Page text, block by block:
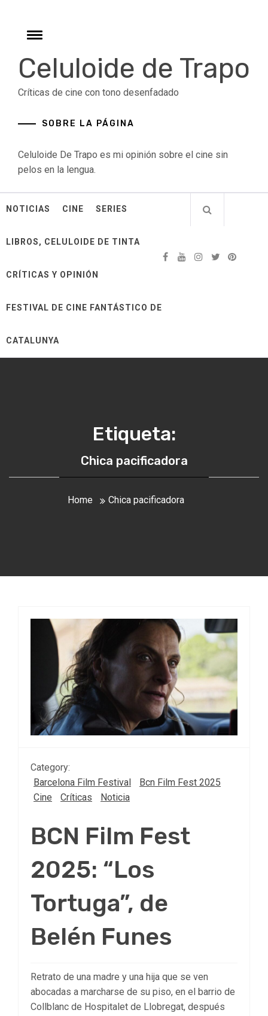
contentToggle
Celuloide de Trapo
Críticas de cine con tono desenfadado
SOBRE LA PÁGINA
Celuloide De Trapo es mi opinión sobre el cine sin
pelos en la lengua.
NOTICIAS CINE SERIES
LIBROS, CELULOIDE DE TINTA
CRÍTICAS Y OPINIÓN
FESTIVAL DE CINE FANTÁSTICO DE
CATALUNYA
Etiqueta:
Chica pacificadora
Home Chica pacificadora
Category:
Barcelona Film Festival
Bcn Film Fest 2025
Cine
Críticas Noticia
BCN Film Fest
2025: “Los
Tortuga”, de
Belén Funes
Retrato de una madre y una hija que se ven
abocadas a marcharse de su piso, en el barrio de
Collblanc de Hospitalet de Llobregat, después